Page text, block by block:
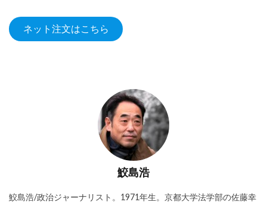
ネット注文はこちら
鮫島浩
鮫島浩/政治ジャーナリスト。1971年生。京都大学法学部の佐藤幸